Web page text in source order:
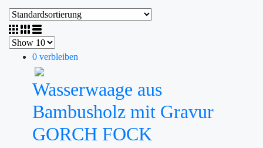
0 verbleiben
Wasserwaage aus
Bambusholz mit Gravur
GORCH FOCK